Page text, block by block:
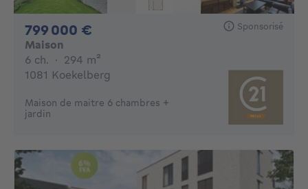
799 000 € Sponsorisé
Maison
6 ch. 6 chambres
· 294 m²
1081 Koekelberg
Maison de maitre 6 chambres +
jardin